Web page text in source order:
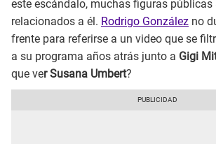
este escándalo, muchas figuras públicas
relacionados a él. Rodrigo González no
frente para referirse a un video que se
a su programa años atrás junto a Gigi
que ver Susana Umbert?